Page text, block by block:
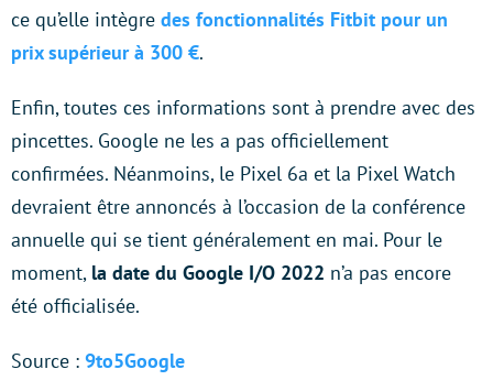
ce qu’elle intègre des fonctionnalités Fitbit pour un
prix supérieur à 300 €.
Enfin, toutes ces informations sont à prendre avec des
pincettes. Google ne les a pas officiellement
confirmées. Néanmoins, le Pixel 6a et la Pixel Watch
devraient être annoncés à l’occasion de la conférence
annuelle qui se tient généralement en mai. Pour le
moment, la date du Google I/O 2022 n’a pas encore
été officialisée.
Source : 9to5Google